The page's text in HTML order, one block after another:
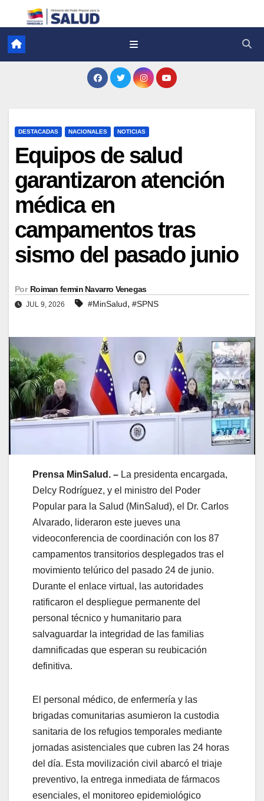
DESTACADAS NACIONALES NOTICIAS
Equipos de salud
garantizaron atención
médica en
campamentos tras
sismo del pasado junio
Por Roiman fermin Navarro Venegas
JUL 9, 2026 #MinSalud, #SPNS
Prensa MinSalud. – La presidenta encargada,
Delcy Rodríguez, y el ministro del Poder
Popular para la Salud (MinSalud), el Dr. Carlos
Alvarado, lideraron este jueves una
videoconferencia de coordinación con los 87
campamentos transitorios desplegados tras el
movimiento telúrico del pasado 24 de junio.
Durante el enlace virtual, las autoridades
ratificaron el despliegue permanente del
personal técnico y humanitario para
salvaguardar la integridad de las familias
damnificadas que esperan su reubicación
definitiva.
El personal médico, de enfermería y las
brigadas comunitarias asumieron la custodia
sanitaria de los refugios temporales mediante
jornadas asistenciales que cubren las 24 horas
del día. Esta movilización civil abarcó el triaje
preventivo, la entrega inmediata de fármacos
esenciales, el monitoreo epidemiológico